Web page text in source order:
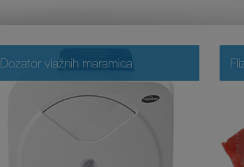
Dozator vlažnih maramica